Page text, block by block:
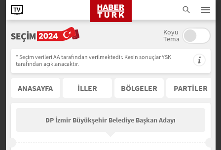
Koyu
Tema
* Seçim verileri AA tarafından verilmektedir. Kesin sonuçlar YSK
tarafından açıklanacaktır.
ANASAYFA İLLER BÖLGELER PARTİLER
DP İzmir Büyükşehir Belediye Başkan Adayı